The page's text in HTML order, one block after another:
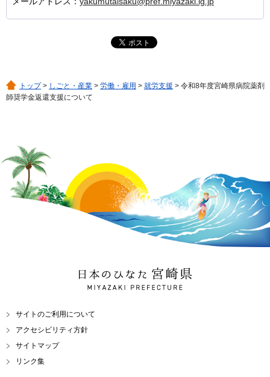
トップ> しごと・産業 > 労働・雇用 > 就労支援 > 令和8年度宮崎県病院薬剤
師奨学金返還支援について
日本のひなた 宮崎県
MIYAZAKI PREFECTURE
サイトのご利用について
アクセシビリティ方針
サイトマップ
リンク集